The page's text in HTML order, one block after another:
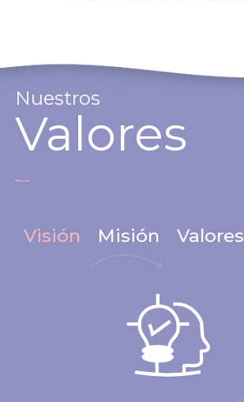
Nuestros
Valores
Visión Misión Valores